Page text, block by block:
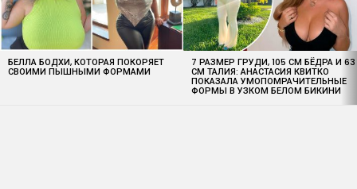
БЕЛЛА БОДХИ, КОТОРАЯ ПОКОРЯЕТ
СВОИМИ ПЫШНЫМИ ФОРМАМИ
7 РАЗМЕР ГРУДИ, 105 СМ БЁДРА И 63
СМ ТАЛИЯ: АНАСТАСИЯ КВИТКО
ПОКАЗАЛА УМОПОМРАЧИТЕЛЬНЫЕ
ФОРМЫ В УЗКОМ БЕЛОМ БИКИНИ